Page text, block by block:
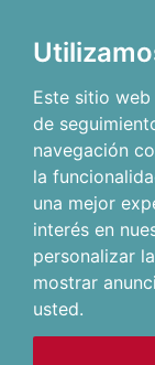
Este sitio
de
navegación
la
una mejor
interés en
personalizar
mostrar
usted.